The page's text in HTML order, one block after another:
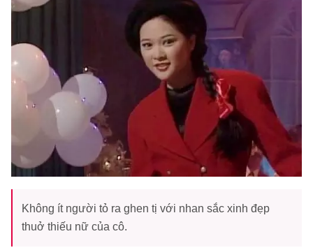
Không ít người tỏ ra ghen tị với nhan sắc xinh đẹp
thuở thiếu nữ của cô.